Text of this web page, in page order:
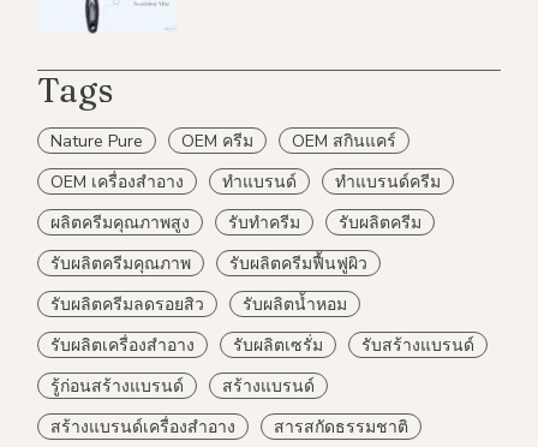
Tags
Nature Pure OEM ครีม
OEM สกินแคร์
OEM เครื่องสำอาง
ทำแบรนด์
ทำแบรนด์ครีม
ผลิตครีมคุณภาพสูง
รับทำครีม
รับผลิตครีม
รับผลิตครีมคุณภาพ
รับผลิตครีมฟื้นฟูผิว
รับผลิตครีมลดรอยสิว
รับผลิตน้ำหอม
รับผลิตเครื่องสำอาง
รับผลิตเซรั่ม
รับสร้างแบรนด์
รู้ก่อนสร้างแบรนด์
สร้างแบรนด์
สร้างแบรนด์เครื่องสำอาง
สารสกัดธรรมชาติ